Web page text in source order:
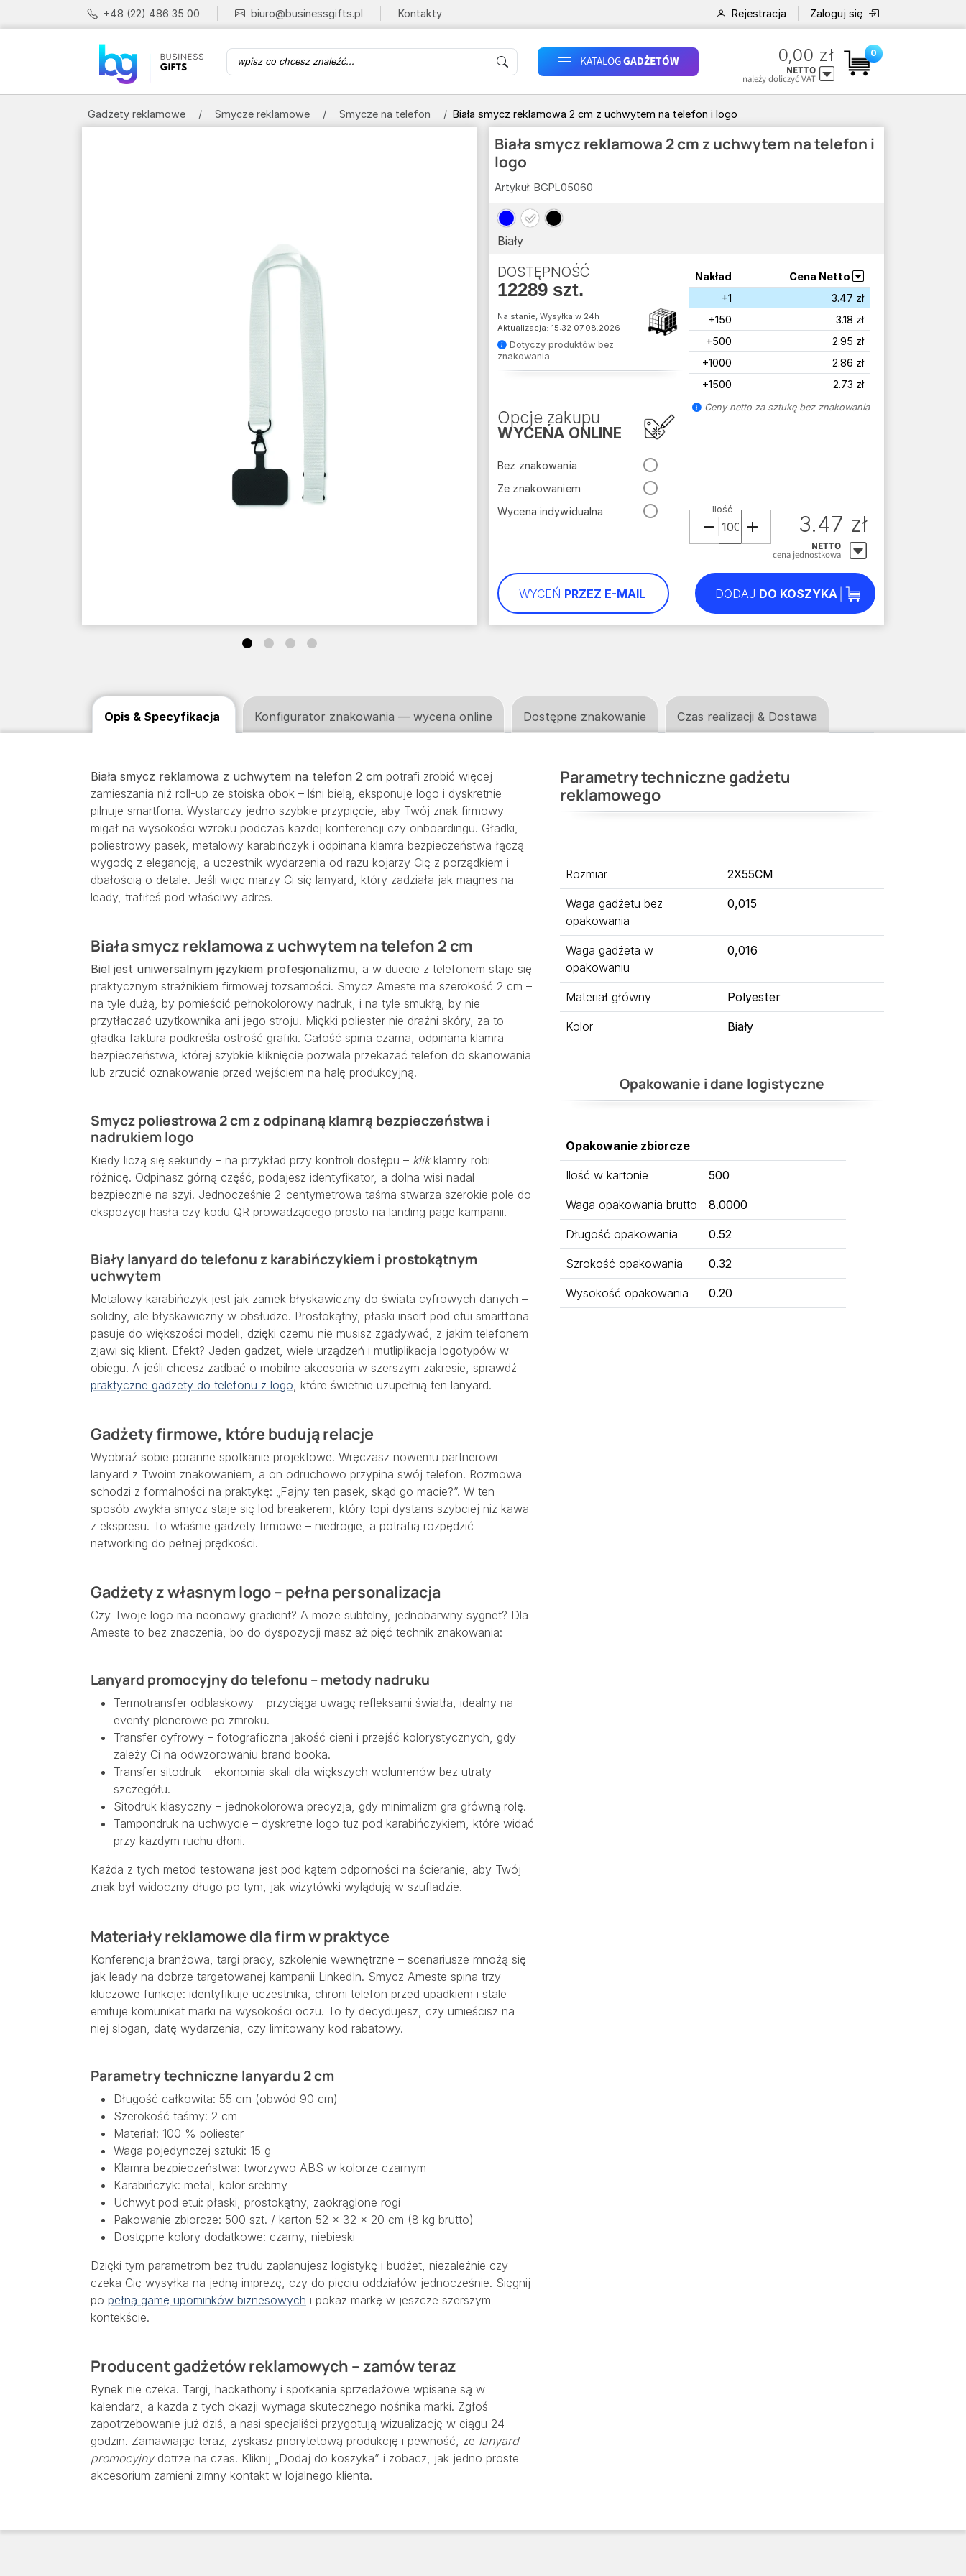
+48 (22) 486 35 00 biuro@businessgifts.pl Kontakty Rejestracja Zaloguj się
KATALOGGADŻETÓW 0,00 zł
NETTO
należy doliczyć VAT
0
Gadżety reklamowe Smycze reklamowe Smycze na telefon Biała smycz reklamowa 2 cm z uchwytem na telefon i logo
Biała smycz reklamowa 2 cm z uchwytem na telefon i
logo
Biała smycz reklamowa z uchwytem na telefon 2 cm potrafi zrobić więcej
zamieszania niż roll-up ze stoiska obok – lśni bielą, eksponuje logo i dyskretnie
pilnuje smartfona. Wystarczy jedno szybkie przypięcie, aby Twój znak firmowy
migał na wysokości wzroku podczas każdej konferencji czy onboardingu. Gładki,
poliestrowy pasek, metalowy karabińczyk i odpinana klamra bezpieczeństwa łączą
wygodę z elegancją, a uczestnik wydarzenia od razu kojarzy Cię z porządkiem i
dbałością o detale. Jeśli więc marzy Ci się lanyard, który zadziała jak magnes na
leady, trafiłeś pod właściwy adres.
Biała smycz reklamowa z uchwytem na telefon 2 cm
Biel jest uniwersalnym językiem profesjonalizmu, a w duecie z telefonem staje się
praktycznym strażnikiem firmowej tożsamości. Smycz Ameste ma szerokość 2 cm –
na tyle dużą, by pomieścić pełnokolorowy nadruk, i na tyle smukłą, by nie
przytłaczać użytkownika ani jego stroju. Miękki poliester nie drażni skóry, za to
gładka faktura podkreśla ostrość grafiki. Całość spina czarna, odpinana klamra
bezpieczeństwa, której szybkie kliknięcie pozwala przekazać telefon do skanowania
lub zrzucić oznakowanie przed wejściem na halę produkcyjną.
Smycz poliestrowa 2 cm z odpinaną klamrą bezpieczeństwa i
nadrukiem logo
Kiedy liczą się sekundy – na przykład przy kontroli dostępu – klikklamry robi
różnicę. Odpinasz górną część, podajesz identyfikator, a dolna wisi nadal
bezpiecznie na szyi. Jednocześnie 2-centymetrowa taśma stwarza szerokie pole do
ekspozycji hasła czy kodu QR prowadzącego prosto na landing page kampanii.
Biały lanyard do telefonu z karabińczykiem i prostokątnym
uchwytem
Metalowy karabińczyk jest jak zamek błyskawiczny do świata cyfrowych danych –
solidny, ale błyskawiczny w obsłudze. Prostokątny, płaski insert pod etui smartfona
pasuje do większości modeli, dzięki czemu nie musisz zgadywać, z jakim telefonem
zjawi się klient. Efekt? Jeden gadżet, wiele urządzeń i mutliplikacja logotypów w
obiegu. A jeśli chcesz zadbać o mobilne akcesoria w szerszym zakresie, sprawdź
praktyczne gadżety do telefonu z logo , które świetnie uzupełnią ten lanyard.
Gadżety firmowe, które budują relacje
Wyobraź sobie poranne spotkanie projektowe. Wręczasz nowemu partnerowi
lanyard z Twoim znakowaniem, a on odruchowo przypina swój telefon. Rozmowa
schodzi z formalności na praktykę: „Fajny ten pasek, skąd go macie?”. W ten
sposób zwykła smycz staje się lod breakerem, który topi dystans szybciej niż kawa
z ekspresu. To właśnie gadżety firmowe – niedrogie, a potrafią rozpędzić
networking do pełnej prędkości.
Gadżety z własnym logo – pełna personalizacja
Czy Twoje logo ma neonowy gradient? A może subtelny, jednobarwny sygnet? Dla
Ameste to bez znaczenia, bo do dyspozycji masz aż pięć technik znakowania:
Lanyard promocyjny do telefonu – metody nadruku
Termotransfer odblaskowy – przyciąga uwagę refleksami światła, idealny na
eventy plenerowe po zmroku.
Transfer cyfrowy – fotograficzna jakość cieni i przejść kolorystycznych, gdy
zależy Ci na odwzorowaniu brand booka.
Transfer sitodruk – ekonomia skali dla większych wolumenów bez utraty
szczegółu.
Sitodruk klasyczny – jednokolorowa precyzja, gdy minimalizm gra główną rolę.
Tampondruk na uchwycie – dyskretne logo tuż pod karabińczykiem, które widać
przy każdym ruchu dłoni.
Każda z tych metod testowana jest pod kątem odporności na ścieranie, aby Twój
znak był widoczny długo po tym, jak wizytówki wylądują w szufladzie.
Materiały reklamowe dla firm w praktyce
Konferencja branżowa, targi pracy, szkolenie wewnętrzne – scenariusze mnożą się
jak leady na dobrze targetowanej kampanii LinkedIn. Smycz Ameste spina trzy
kluczowe funkcje: identyfikuje uczestnika, chroni telefon przed upadkiem i stale
emituje komunikat marki na wysokości oczu. To ty decydujesz, czy umieścisz na
niej slogan, datę wydarzenia, czy limitowany kod rabatowy.
Parametry techniczne lanyardu 2 cm
Długość całkowita: 55 cm (obwód 90 cm)
Szerokość taśmy: 2 cm
Materiał: 100 % poliester
Waga pojedynczej sztuki: 15 g
Klamra bezpieczeństwa: tworzywo ABS w kolorze czarnym
Karabińczyk: metal, kolor srebrny
Uchwyt pod etui: płaski, prostokątny, zaokrąglone rogi
Pakowanie zbiorcze: 500 szt. / karton 52 × 32 × 20 cm (8 kg brutto)
Dostępne kolory dodatkowe: czarny, niebieski
Dzięki tym parametrom bez trudu zaplanujesz logistykę i budżet, niezależnie czy
czeka Cię wysyłka na jedną imprezę, czy do pięciu oddziałów jednocześnie. Sięgnij
po pełną gamę upominków biznesowych i pokaż markę w jeszcze szerszym
kontekście.
Producent gadżetów reklamowych – zamów teraz
Rynek nie czeka. Targi, hackathony i spotkania sprzedażowe wpisane są w
kalendarz, a każda z tych okazji wymaga skutecznego nośnika marki. Zgłoś
zapotrzebowanie już dziś, a nasi specjaliści przygotują wizualizację w ciągu 24
godzin. Zamawiając teraz, zyskasz priorytetową produkcję i pewność, że lanyard
promocyjnydotrze na czas. Kliknij „Dodaj do koszyka” i zobacz, jak jedno proste
akcesorium zamieni zimny kontakt w lojalnego klienta.
Parametry techniczne gadżetu
reklamowego
Rozmiar 2X55CM
Waga gadżetu bez
opakowania
0,015
Waga gadżeta w
opakowaniu
0,016
Materiał główny Polyester
Kolor Biały
Opakowanie i dane logistyczne
Opakowanie zbiorcze
Ilość w kartonie 500
Waga opakowania brutto 8.0000
Długość opakowania 0.52
Szrokość opakowania 0.32
Wysokość opakowania 0.20
Opis & Specyfikacja Konfigurator znakowania — wycena online Dostępne znakowanie Czas realizacji & Dostawa
Artykuł: BGPL05060
Biały
DOSTĘPNOŚĆ
12289 szt.
Na stanie, Wysyłka w 24h
Aktualizacja: 15:32 07.08.2026
Dotyczy produktów bez
znakowania
Opcje zakupu
WYCEŃA ONLINE
Bez znakowania
Ze znakowaniem
Wycena indywidualna
Nakład
Cena Netto
+1
3.47 zł
+150
3.18 zł
+500
2.95 zł
+1000
2.86 zł
+1500
2.73 zł
Ceny netto za sztukę bez znakowania
Ilość
3.47 zł
NETTO
cena jednostkowa
WYCEŃ PRZEZ E-MAIL DODAJ DO KOSZYKA